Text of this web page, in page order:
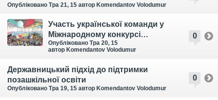
Опубліковано Тра 21, 15 автор Komendantov Volodumur
0
Участь української команди у
Міжнародному конкурсі
«INFOMATRIX-2015»
Опубліковано Тра 20, 15
автор Komendantov Volodumur
0
Державницький підхід до підтримки
позашкільної освіти
Опубліковано Тра 19, 15 автор Komendantov Volodumur